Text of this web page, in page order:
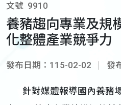
文號 9910
養豬趨向專業及
化整體產業競爭力
發布日期：115-02-02 發
針對媒體報導國內養豬